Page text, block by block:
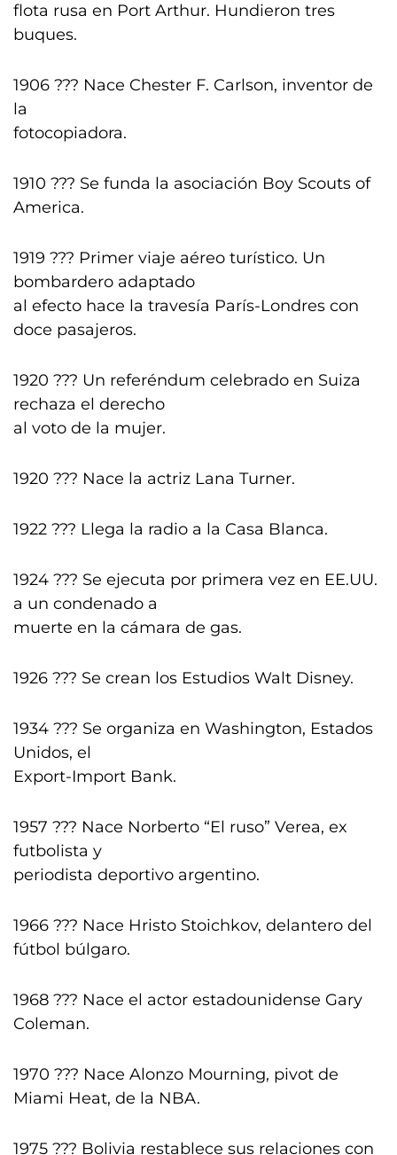
flota rusa en Port Arthur. Hundieron tres
buques.
1906 ??? Nace Chester F. Carlson, inventor de
la
fotocopiadora.
1910 ??? Se funda la asociación Boy Scouts of
America.
1919 ??? Primer viaje aéreo turístico. Un
bombardero adaptado
al efecto hace la travesía París-Londres con
doce pasajeros.
1920 ??? Un referéndum celebrado en Suiza
rechaza el derecho
al voto de la mujer.
1920 ??? Nace la actriz Lana Turner.
1922 ??? Llega la radio a la Casa Blanca.
1924 ??? Se ejecuta por primera vez en EE.UU.
a un condenado a
muerte en la cámara de gas.
1926 ??? Se crean los Estudios Walt Disney.
1934 ??? Se organiza en Washington, Estados
Unidos, el
Export-Import Bank.
1957 ??? Nace Norberto “El ruso” Verea, ex
futbolista y
periodista deportivo argentino.
1966 ??? Nace Hristo Stoichkov, delantero del
fútbol búlgaro.
1968 ??? Nace el actor estadounidense Gary
Coleman.
1970 ??? Nace Alonzo Mourning, pivot de
Miami Heat, de la NBA.
1975 ??? Bolivia restablece sus relaciones con